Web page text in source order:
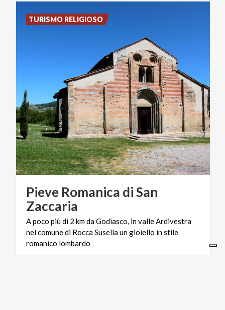
Pieve Romanica di San
Zaccaria
A poco più di 2 km da Godiasco, in valle Ardivestra
nel comune di Rocca Susella un gioiello in stile
romanico lombardo
TURISMO RELIGIOSO